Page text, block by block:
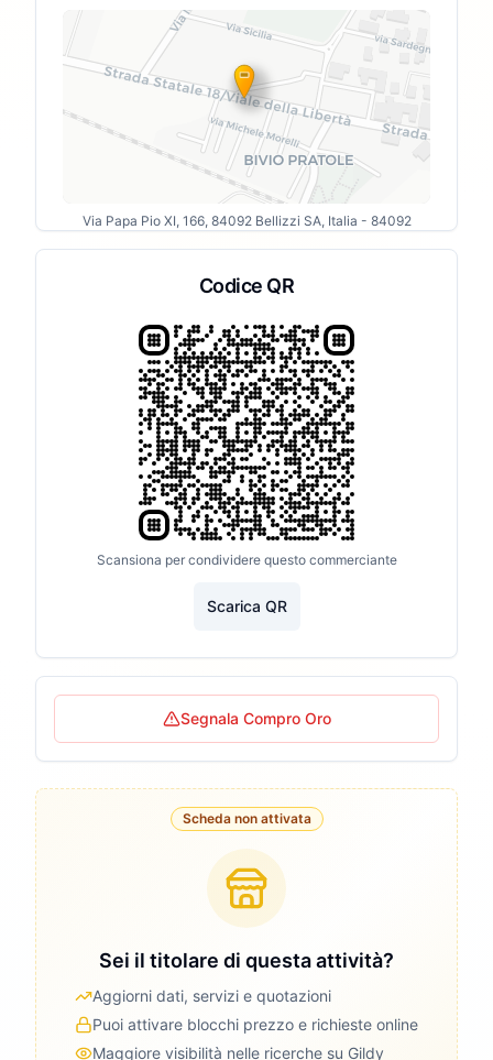
Via Papa Pio XI, 166, 84092 Bellizzi SA, Italia - 84092
Codice QR
Scansiona per condividere questo commerciante
Scarica QR
Segnala Compro Oro
Scheda non attivata
Sei il titolare di questa attività?
Aggiorni dati, servizi e quotazioni
Puoi attivare blocchi prezzo e richieste online
Maggiore visibilità nelle ricerche su Gildy